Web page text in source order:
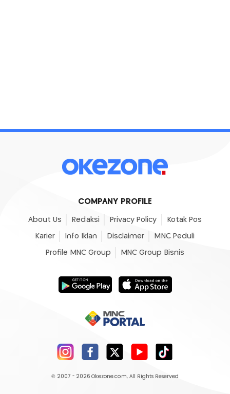
COMPANY PROFILE
About Us Redaksi Privacy Policy Kotak Pos
Karier Info Iklan Disclaimer MNC Peduli
Profile MNC Group MNC Group Bisnis
© 2007 - 2026 Okezone.com, All Rights Reserved